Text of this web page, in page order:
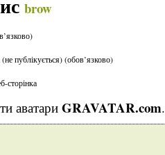
brow
публікується) (обов’язково)
сторінка
аватари GRAVATAR.com.